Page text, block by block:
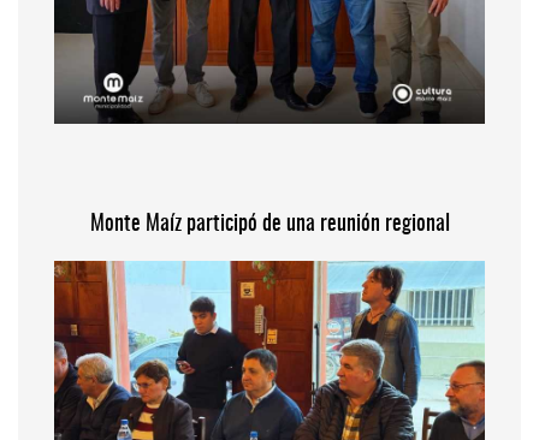
Monte Maíz participó de una reunión regional